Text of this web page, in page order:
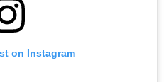
on Instagram